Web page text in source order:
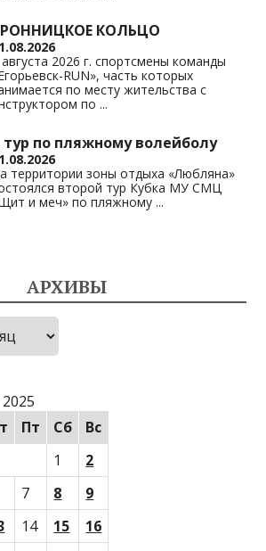
КОЛЬЦО
2026 г. спортсмены команды
RUN», часть которых
по месту жительства с
по ...
тур по пляжному волейболу
территории зоны отдыха «Любляна»
второй тур Кубка МУ СМЦ
и меч» по пляжному ...
АРХИВЫ
Пт Сб
Вс
1
2
7 8
9
14 15
16